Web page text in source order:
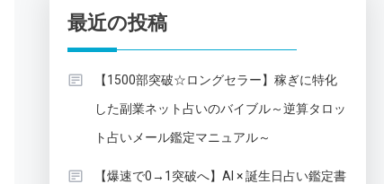
最近の投稿
【1500部突破☆ロングセラー】稼ぎに特化
した副業ネット占いのバイブル～逆算タロッ
ト占いメール鑑定マニュアル～
【爆速で0→1突破へ】AI × 誕生日占い鑑定書